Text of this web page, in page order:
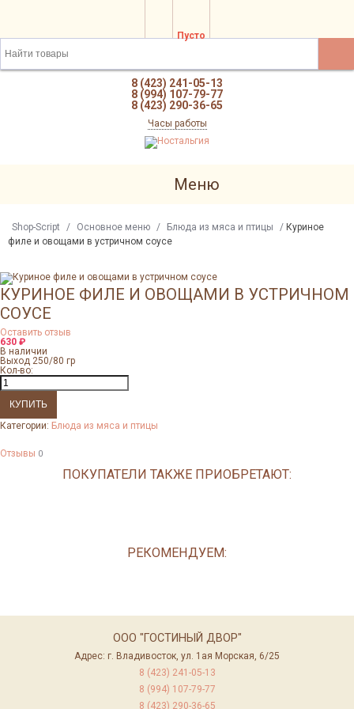
Пусто
8 (423) 241-05-13
8 (994) 107-79-77
8 (423) 290-36-65
Часы работы
Меню
Shop-Script / Основное меню / Блюда из мяса и птицы / Куриное
филе и овощами в устричном соусе
КУРИНОЕ ФИЛЕ И ОВОЩАМИ В УСТРИЧНОМ
СОУСЕ
Оставить отзыв
630 ₽
В наличии
Выход 250/80 гр
Кол-во:
Категории: Блюда из мяса и птицы
Отзывы 0
ПОКУПАТЕЛИ ТАКЖЕ ПРИОБРЕТАЮТ:
РЕКОМЕНДУЕМ:
ООО "ГОСТИНЫЙ ДВОР"
Адрес: г. Владивосток, ул. 1ая Морская, 6/25
8 (423) 241-05-13
8 (994) 107-79-77
8 (423) 290-36-65